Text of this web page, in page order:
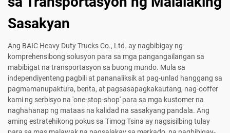
Sasakyan
Ang BAIC Heavy Duty Trucks Co., Ltd. ay nagbibigay ng
komprehensibong solusyon para sa mga pangangailangan sa
mabibigat na transportasyon sa buong mundo. Mula sa
independiyenteng pagbili at pananaliksik at pag-unlad hanggang sa
pagmamanupaktura, benta, at pagsasapagkakautang, nag-ooffer
kami ng serbisyo na 'one-stop-shop' para sa mga kustomer na
naghahanap ng mataas na kalidad na sasakyang pandala. Ang
aming estratehikong pokus sa Timog Tsina ay nagsisilbing tulay